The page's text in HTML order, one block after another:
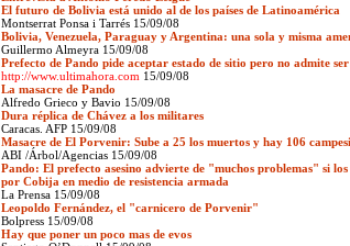
El futuro de Bolivia está unido al de los países de Latinoamérica
Montserrat Ponsa i Tarrés 15/09/08
Bolivia, Venezuela, Paraguay y Argentina: una sola y misma
Guillermo Almeyra 15/09/08
Prefecto de Pando pide aceptar estado de sitio pero no admite
http://www.ultimahora.com 15/09/08
La masacre de Pando
Alfredo Grieco y Bavio 15/09/08
Dura réplica de Chávez a los militares
Caracas. AFP 15/09/08
Masacre de El Porvenir: Sube a 25 los muertos y hay 106
ABI /Árbol/Agencias 15/09/08
Pando: El prefecto asesino advierte de "muchos problemas" si
por Cobija en medio de resistencia armada
La Prensa 15/09/08
Leopoldo Fernández, el "carnicero de Porvenir"
Bolpress 15/09/08
Hay que poner un poco mas de evos